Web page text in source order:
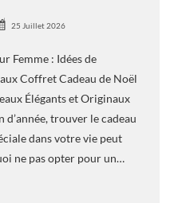
25 Juillet 2026
Femme : Idées de
Coffret Cadeau de Noël
Élégants et Originaux
d’année, trouver le cadeau
dans votre vie peut
ne pas opter pour un…